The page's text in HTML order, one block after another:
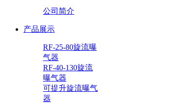
公司简介
产品展示
RF-25-80旋流曝
气器
RF-40-130旋流
曝气器
可提升旋流曝气
器